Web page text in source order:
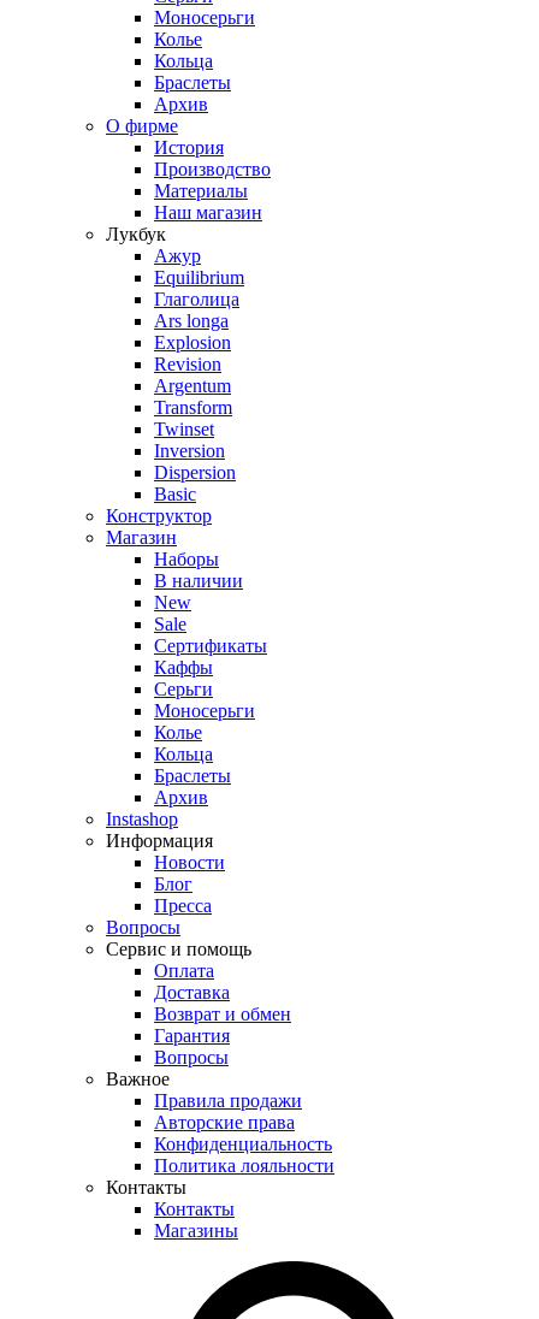
Моносерьги
Колье
Кольца
Браслеты
Архив
О фирме
История
Производство
Материалы
Наш магазин
Лукбук
Ажур
Equilibrium
Глаголица
Ars longa
Explosion
Revision
Argentum
Transform
Twinset
Inversion
Dispersion
Basic
Конструктор
Магазин
Наборы
В наличии
New
Sale
Сертификаты
Каффы
Серьги
Моносерьги
Колье
Кольца
Браслеты
Архив
Instashop
Информация
Новости
Блог
Пресса
Вопросы
Сервис и помощь
Оплата
Доставка
Возврат и обмен
Гарантия
Вопросы
Важное
Правила продажи
Авторские права
Конфиденциальность
Политика лояльности
Контакты
Контакты
Магазины